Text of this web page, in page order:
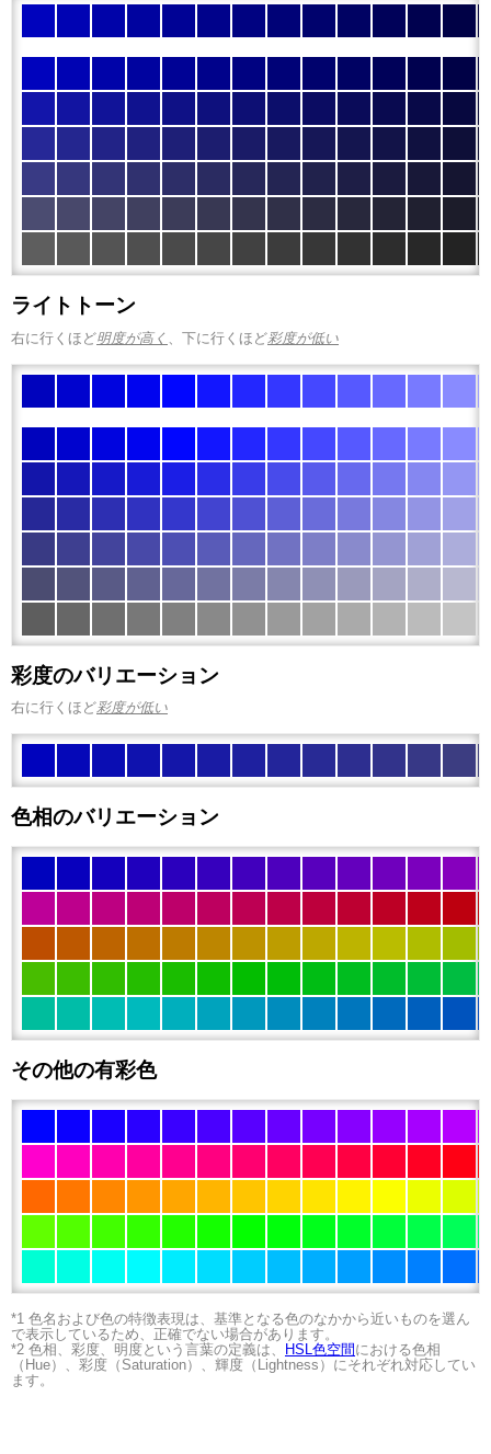
ライトトーン
右に行くほど明度が高く 、下に行くほど彩度が低い
彩度のバリエーション
右に行くほど彩度が低い
色相のバリエーション
その他の有彩色
*1 色名および色の特徴表現は、基準となる色のなかから近いものを選ん
で表示しているため、正確でない場合があります。
*2 色相、彩度、明度という言葉の定義は、
HSL色空間 における色相
（Hue）、彩度（Saturation）、輝度（Lightness）にそれぞれ対応してい
ます。